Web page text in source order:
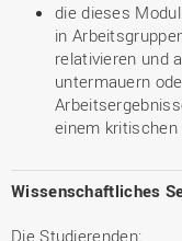
die dieses
in
relativieren und
untermauern
einem
Wissenschaftliches
Die Studierenden: